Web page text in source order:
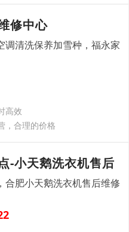
修中心
调清洗保养加雪种，福永家
高效
，合理的价格
-小天鹅洗衣机售后
合肥小天鹅洗衣机售后维修